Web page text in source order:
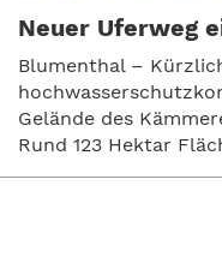
Neuer Uferweg
Blumenthal –
Gelände des
Rund 123 Hektar